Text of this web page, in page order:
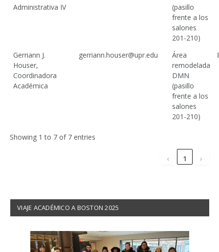
Administrativa IV
(pasillo
frente a los
salones
201-210)
Gerriann J.
Houser,
Coordinadora
Académica
gerriann.houser@upr.edu
Área
remodelada
DMN
(pasillo
frente a los
salones
201-210)
Showing 1 to 7 of 7 entries
‹ 1 ›
VIAJE ACADÉMICO A BOSTON 2025